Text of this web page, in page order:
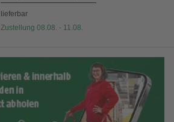
lieferbar
Zustellung 08.08. - 11.08.